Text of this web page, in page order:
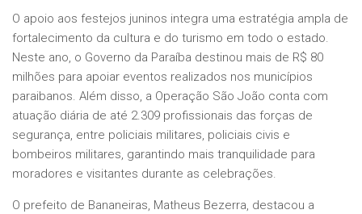
O apoio aos festejos juninos integra uma estratégia ampla de
fortalecimento da cultura e do turismo em todo o estado.
Neste ano, o Governo da Paraíba destinou mais de R$ 80
milhões para apoiar eventos realizados nos municípios
paraibanos. Além disso, a Operação São João conta com
atuação diária de até 2.309 profissionais das forças de
segurança, entre policiais militares, policiais civis e
bombeiros militares, garantindo mais tranquilidade para
moradores e visitantes durante as celebrações.
O prefeito de Bananeiras, Matheus Bezerra, destacou a